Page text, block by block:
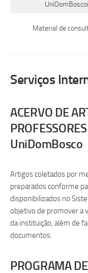
Material de
Serviços
ACERVO DE
UniDomBosco
Artigos coletados por
preparados conforme
disponibilizados no
objetivo de promover a
da instituição, além de
documentos.
PROGRAMA